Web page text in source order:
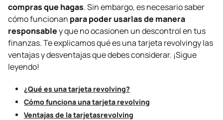
compras que hagas. Sin embargo, es necesario saber
cómo funcionan para poder usarlas de manera
responsabley que no ocasionen un descontrol en tus
finanzas. Te explicamos qué es una tarjeta revolvingy las
ventajas y desventajas que debes considerar. ¡Sigue
leyendo!
¿Qué es una tarjeta revolving?
Cómo funciona una tarjeta revolving
Ventajas de la tarjetasrevolving